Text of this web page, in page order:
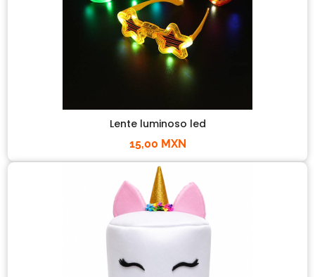
Lente luminoso led
15,00 MXN